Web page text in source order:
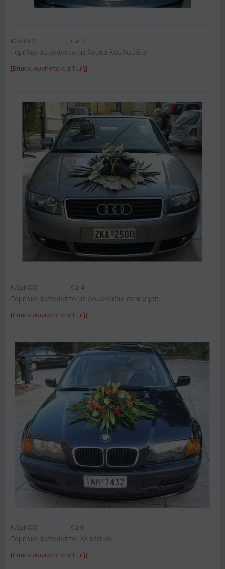
ΚΩΔΙΚΟΣ: Car3
Γαμήλιο αυτοκίνητο με λευκά λουλούδια.
[Επικοινωνήστε για Τιμή]
ΚΩΔΙΚΟΣ: Car4
Γαμήλιο αυτοκίνητο με λουλούδια σε κίνηση.
[Επικοινωνήστε για Τιμή]
ΚΩΔΙΚΟΣ: Car6
Γαμήλιο αυτοκίνητο. Κλασσικό.
[Επικοινωνήστε για Τιμή]